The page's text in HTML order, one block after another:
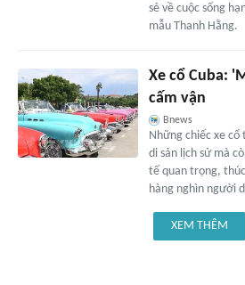
sẻ về cuộc sống
mẫu Thanh Hằng.
Xe cổ Cuba:
cấm vận
Bnews
Những chiếc xe cổ
di sản lịch sử mà
tế quan trọng,
hàng nghìn người
XEM THÊM